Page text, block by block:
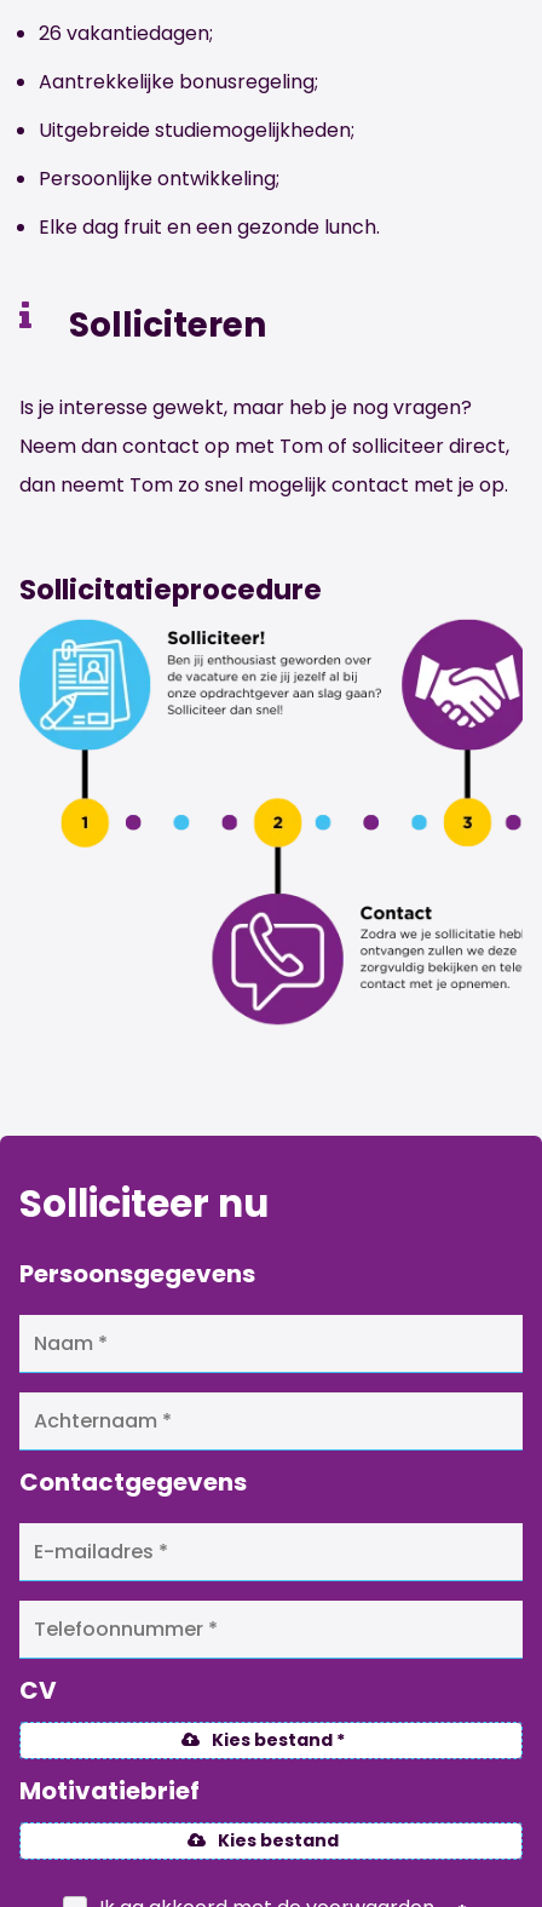
26 vakantiedagen;
Aantrekkelijke bonusregeling;
Uitgebreide studiemogelijkheden;
Persoonlijke ontwikkeling;
Elke dag fruit en een gezonde lunch.
Solliciteren
Is je interesse gewekt, maar heb je nog vragen?
Neem dan contact op met Tom of solliciteer direct,
dan neemt Tom zo snel mogelijk contact met je op.
Sollicitatieprocedure
Solliciteer nu
Persoonsgegevens
Contactgegevens
CV
Kies bestand *
Motivatiebrief
Kies bestand